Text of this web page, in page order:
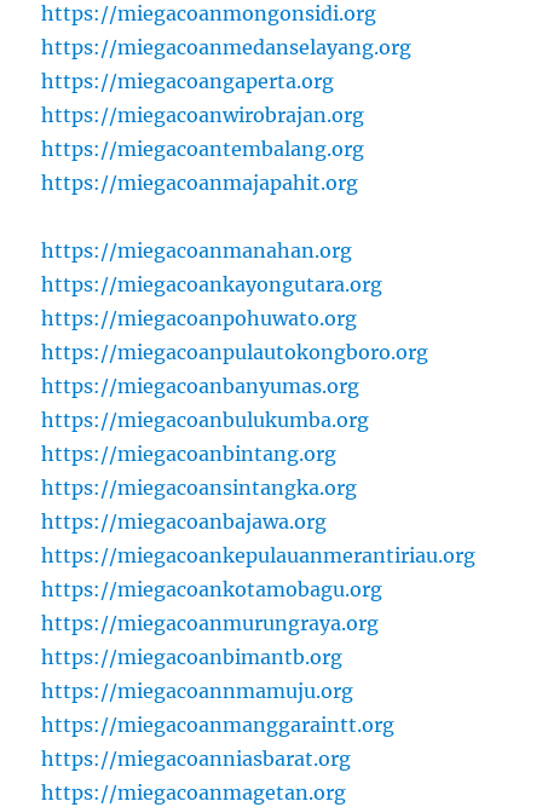
https://miegacoanmongonsidi.org
https://miegacoanmedanselayang.org
https://miegacoangaperta.org
https://miegacoanwirobrajan.org
https://miegacoantembalang.org
https://miegacoanmajapahit.org
https://miegacoanmanahan.org
https://miegacoankayongutara.org
https://miegacoanpohuwato.org
https://miegacoanpulautokongboro.org
https://miegacoanbanyumas.org
https://miegacoanbulukumba.org
https://miegacoanbintang.org
https://miegacoansintangka.org
https://miegacoanbajawa.org
https://miegacoankepulauanmerantiriau.org
https://miegacoankotamobagu.org
https://miegacoanmurungraya.org
https://miegacoanbimantb.org
https://miegacoannmamuju.org
https://miegacoanmanggaraintt.org
https://miegacoanniasbarat.org
https://miegacoanmagetan.org